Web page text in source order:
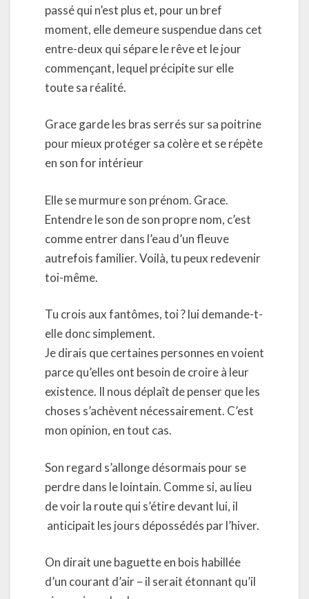
passé qui n’est plus et, pour un bref
moment, elle demeure suspendue dans cet
entre-deux qui sépare le rêve et le jour
commençant, lequel précipite sur elle
toute sa réalité.
Grace garde les bras serrés sur sa poitrine
pour mieux protéger sa colère et se répète
en son for intérieur
Elle se murmure son prénom. Grace.
Entendre le son de son propre nom, c’est
comme entrer dans l’eau d’un fleuve
autrefois familier. Voilà, tu peux redevenir
toi-même.
Tu crois aux fantômes, toi ? lui demande-t-
elle donc simplement.
Je dirais que certaines personnes en voient
parce qu’elles ont besoin de croire à leur
existence. Il nous déplaît de penser que les
choses s’achèvent nécessairement. C’est
mon opinion, en tout cas.
Son regard s’allonge désormais pour se
perdre dans le lointain. Comme si, au lieu
de voir la route qui s’étire devant lui, il
anticipait les jours dépossédés par l’hiver.
On dirait une baguette en bois habillée
d’un courant d’air – il serait étonnant qu’il